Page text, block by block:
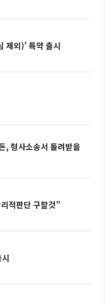
제외)’ 특약 출시
, 형사소송서 돌려받을
적판단 구할것”